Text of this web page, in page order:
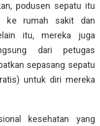
podusen sepatu itu
ke rumah sakit dan
itu, mereka juga
dari petugas
sepasang sepatu
untuk diri mereka
kesehatan yang